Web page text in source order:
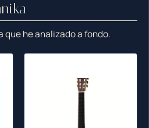
que he analizado a fondo.